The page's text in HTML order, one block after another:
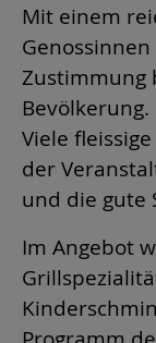
Mit einem
Zustimmung
Bevölkerung.
Viele
der
und die gute
Im Angebot